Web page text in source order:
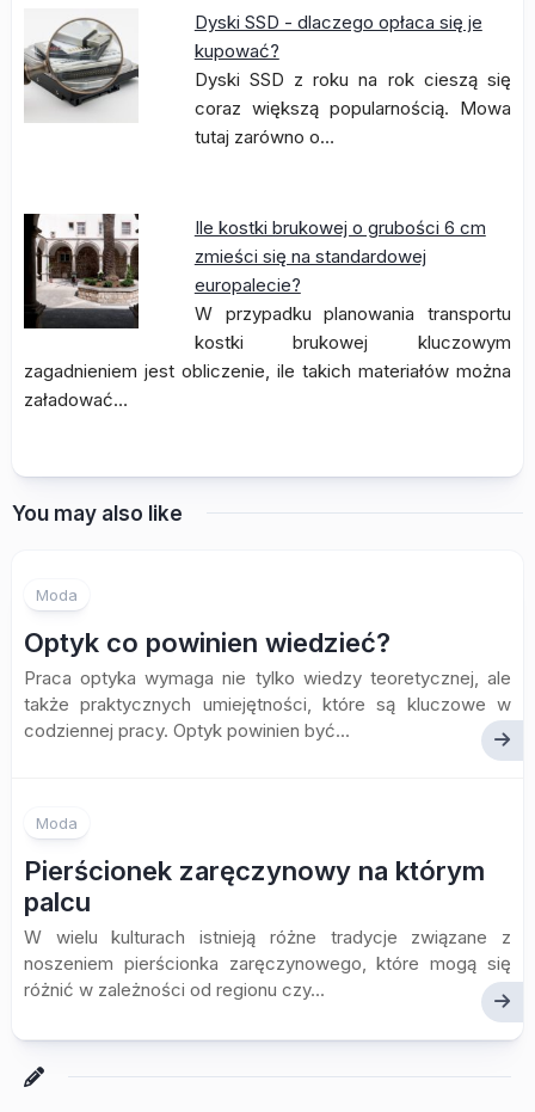
Dyski SSD - dlaczego opłaca się je
kupować?
Dyski SSD z roku na rok cieszą się
coraz większą popularnością. Mowa
tutaj zarówno o…
Ile kostki brukowej o grubości 6 cm
zmieści się na standardowej
europalecie?
W przypadku planowania transportu
kostki brukowej kluczowym
zagadnieniem jest obliczenie, ile takich materiałów można
załadować…
You may also like
Moda
Optyk co powinien wiedzieć?
Praca optyka wymaga nie tylko wiedzy teoretycznej, ale
także praktycznych umiejętności, które są kluczowe w
codziennej pracy. Optyk powinien być...
Moda
Pierścionek zaręczynowy na którym
palcu
W wielu kulturach istnieją różne tradycje związane z
noszeniem pierścionka zaręczynowego, które mogą się
różnić w zależności od regionu czy...